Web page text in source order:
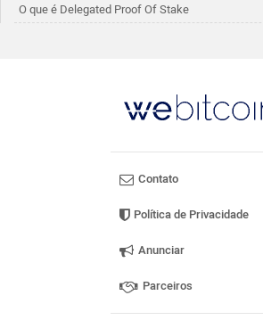
O que é Delegated Proof Of Stake
Contato
Política de Privacidade
Anunciar
Parceiros